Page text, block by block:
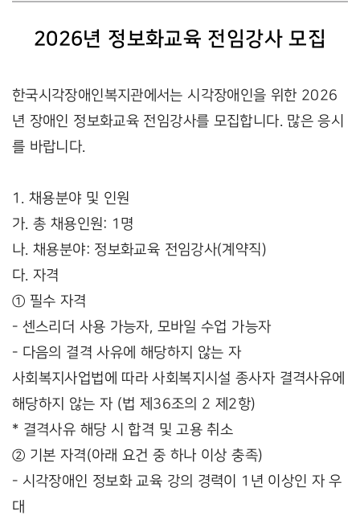
2026년 정보화교육 전임강사 모집
한국시각장애인복지관에서는 시각장애인을 위한 2026
년 장애인 정보화교육 전임강사를 모집합니다. 많은 응시
를 바랍니다.
1. 채용분야 및 인원
가. 총 채용인원: 1명
나. 채용분야: 정보화교육 전임강사(계약직)
다. 자격
① 필수 자격
- 센스리더 사용 가능자, 모바일 수업 가능자
- 다음의 결격 사유에 해당하지 않는 자
사회복지사업법에 따라 사회복지시설 종사자 결격사유에
해당하지 않는 자 (법 제36조의 2 제2항)
* 결격사유 해당 시 합격 및 고용 취소
② 기본 자격(아래 요건 중 하나 이상 충족)
- 시각장애인 정보화 교육 강의 경력이 1년 이상인 자 우
대